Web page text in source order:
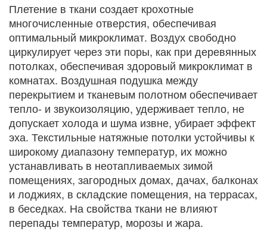
Плетение в ткани создает крохотные
многочисленные отверстия, обеспечивая
оптимальный микроклимат. Воздух свободно
циркулирует через эти поры, как при деревянных
потолках, обеспечивая здоровый микроклимат в
комнатах. Воздушная подушка между
перекрытием и тканевым полотном обеспечивает
тепло- и звукоизоляцию, удерживает тепло, не
допускает холода и шума извне, убирает эффект
эха. Текстильные натяжные потолки устойчивы к
широкому диапазону температур, их можно
устанавливать в неотапливаемых зимой
помещениях, загородных домах, дачах, балконах
и лоджиях, в складские помещения, на террасах,
в беседках. На свойства ткани не влияют
перепады температур, морозы и жара.